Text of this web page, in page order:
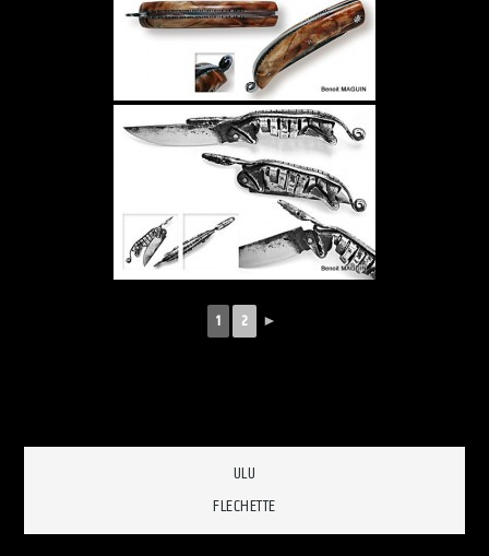
1 2 ►
Navigation
de
ULU
FLECHETTE